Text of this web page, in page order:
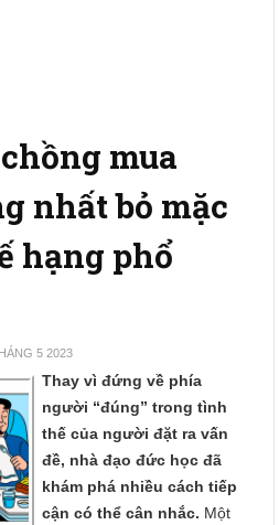
mua
nhất bỏ mặc
hạng phổ
5 2023
Thay vì đứng về phía
người “đúng” trong tình
thế của người đặt ra vấn
đề, nhà đạo đức học đã
khám phá nhiều cách tiếp
cận có thể cân nhắc. Một